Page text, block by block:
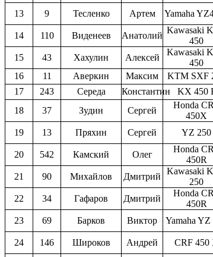
13
9 Тесленко Артем Yamaha
14 110 Виденеев Анатолий
Kawasaki
450
15 43 Хахулин Алексей
Kawasaki
450
16
11 Аверкин Максим KTM SXF
17
243 Середа Константин KX 450
18
37 Зудин Сергей
Honda
450X
19 13 Пряхин Сергей YZ 250
20 542 Камский Олег
Honda
450R
21 90 Михайлов Дмитрий
Kawasaki
250
22 34 Гафаров Дмитрий
Honda
450R
23 69 Барков Виктор Yamaha YZ
24 146 Широков Андрей CRF 450